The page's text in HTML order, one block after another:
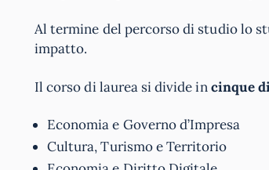
Al termine del percorso di studio lo
impatto.
Il corso di laurea si divide incinque
Economia e Governo d’Impresa
Cultura, Turismo e Territorio